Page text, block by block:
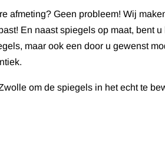
afmeting? Geen probleem! Wij
En naast spiegels op maat, bent
maar ook een door u gewenst
om de spiegels in het echt te